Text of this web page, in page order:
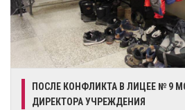
​ПОСЛЕ КОНФЛИКТА В ЛИЦЕЕ № 9
ДИРЕКТОРА УЧРЕЖДЕНИЯ